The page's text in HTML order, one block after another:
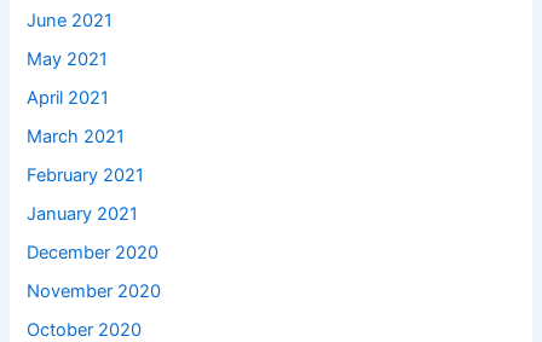
June 2021
May 2021
April 2021
March 2021
February 2021
January 2021
December 2020
November 2020
October 2020